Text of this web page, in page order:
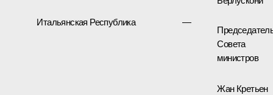
Итальянская Республика —
Совета
министров
Жан Кретьен